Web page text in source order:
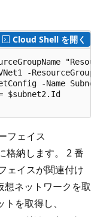
Cloud Shell を開く
-
-Name
$subnet2.Id
フェイス
納します。 2 番
ェイスが関連付け
想ネットワークを取
を取得し、